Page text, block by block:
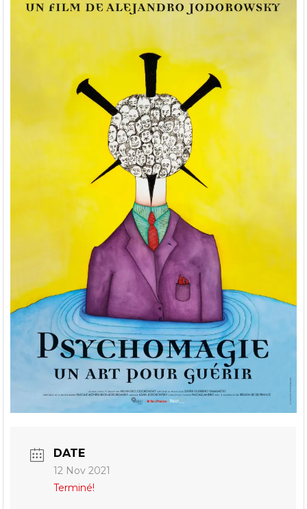
DATE
12 Nov 2021
Terminé!